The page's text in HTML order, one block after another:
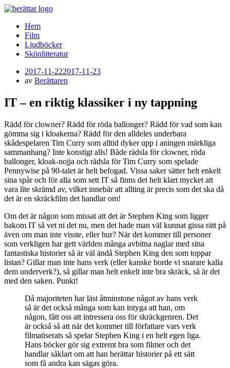
Berättarklubben
Alla sorts berättelser och spännande historier
Hoppa
innehåll
Hem
Film
Ljudböcker
Skönlitteratur
Publicerad
den
2017-11-222017-11-23
av Berättaren
IT – en riktig klassiker i ny tappning
Rädd för clowner? Rädd för röda ballonger? Rädd för vad som kan
gömma sig i kloakerna? Rädd för den alldeles underbara
skådespelaren Tim Curry som alltid dyker upp i aningen märkliga
sammanhang? Inte konstigt alls! Både rädsla för clowner, röda
ballonger, kloak-nojja och rädsla för Tim Curry som spelade
Pennywise på 90-talet är helt befogad. Vissa saker sätter helt enkelt
sina spår och för alla som sett IT så finns det helt klart mycket att
vara lite skrämd av, vilket innebär att allting är precis som det ska då
det är en skräckfilm det handlar om!
Om det är någon som missat att det är Stephen King som ligger
bakom IT så vet ni det nu, men det hade man väl kunnat gissa rätt på
även om man inte visste, eller hur? När det kommer till personer
som verkligen har gett världen många avbitna naglar med sina
fantastiska historier så är väl ändå Stephen King den som toppar
listan? Gillar man inte hans verk (eller kanske borde vi snarare kalla
dem underverk?), så gillar man helt enkelt inte bra skräck, så är det
med den saken. Punkt!
Då majoriteten har läst åtminstone något av hans verk
så är det också många som kan intyga att han, om
någon, fått oss att intressera oss för skräckgenren. Det
är också så att när det kommer till författare vars verk
filmatiserats så spelar Stephen King i en helt egen liga.
Hans böcker gör sig extremt bra som filmer och det
handlar såklart om att han berättar historier på ett sätt
som få andra kan sägas göra.